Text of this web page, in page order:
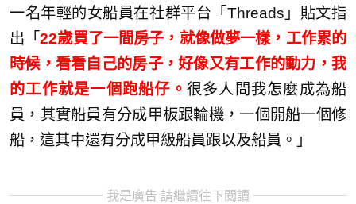
一名年輕的女船員在社群平台「Threads」貼文指
出「22歲買了一間房子，就像做夢一樣，工作累的
時候，看看自己的房子，好像又有工作的動力，我
的工作就是一個跑船仔。 很多人問我怎麼成為船
員，其實船員有分成甲板跟輪機，一個開船一個修
船，這其中還有分成甲級船員跟以及船員。」
我是廣告 請繼續往下閱讀